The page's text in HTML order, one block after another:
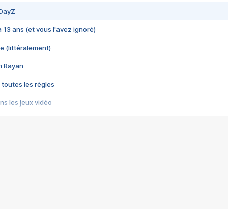
13 ans (et vous l'avez ignoré)
(littéralement)
Rayan
toutes les règles
les jeux vidéo